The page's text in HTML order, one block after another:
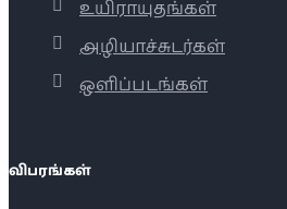
உயிராயுதங்கள்
அழியாச்சுடர்கள்
ஒளிப்படங்கள்
விபரங்கள்